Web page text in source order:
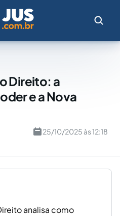
Direito: a
e a Nova
25/10/2025 às 12:18
analisa como